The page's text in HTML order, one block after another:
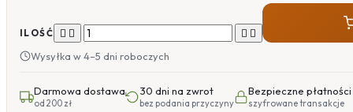
ILOŚĆ    
Wysyłka w 4–5 dni roboczych
Darmowa dostawa
od 200 zł
30 dni na zwrot
bez podania przyczyny
Bezpieczne płatności
szyfrowane transakcje